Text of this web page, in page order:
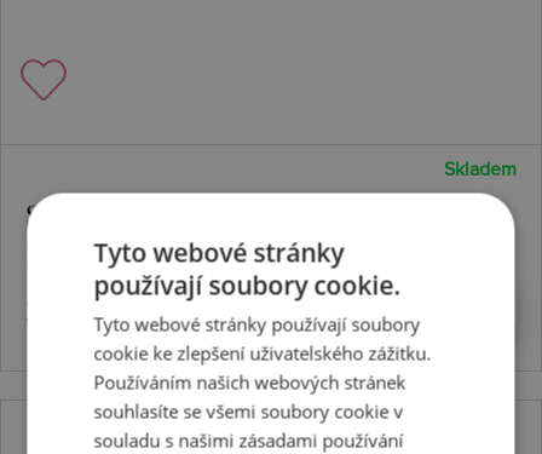
Skladem
Stříbrný přívěsek Horizon Topaz
DP767
3224 Kč
Koupit
Tyto webové stránky
používají soubory cookie.
Tyto webové stránky používají soubory
cookie ke zlepšení uživatelského zážitku.
Používáním našich webových stránek
souhlasíte se všemi soubory cookie v
souladu s našimi zásadami používání